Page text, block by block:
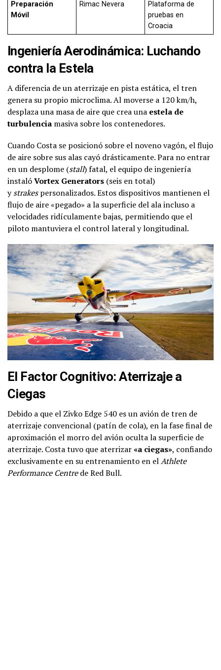
Preparación
Móvil
Rimac Nevera
Plataforma de
pruebas en
Croacia
Ingeniería Aerodinámica: Luchando
contra la Estela
A diferencia de un aterrizaje en pista estática, el tren
genera su propio microclima. Al moverse a 120 km/h,
desplaza una masa de aire que crea una estela de
turbulencia masiva sobre los contenedores.
Cuando Costa se posicionó sobre el noveno vagón, el flujo
de aire sobre sus alas cayó drásticamente. Para no entrar
en un desplome (stall) fatal, el equipo de ingeniería
instalóVortex Generators (seis en total)
ystrakespersonalizados. Estos dispositivos mantienen el
flujo de aire «pegado» a la superficie del ala incluso a
velocidades ridículamente bajas, permitiendo que el
piloto mantuviera el control lateral y longitudinal.
El Factor Cognitivo: Aterrizaje a
Ciegas
Debido a que el Zivko Edge 540 es un avión de tren de
aterrizaje convencional (patín de cola), en la fase final de
aproximación el morro del avión oculta la superficie de
aterrizaje. Costa tuvo que aterrizar«a ciegas», confiando
exclusivamente en su entrenamiento en elAthlete
Performance Centrede Red Bull.